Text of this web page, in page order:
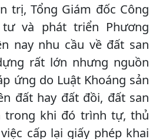
trị, Tổng Giám đốc Công
và phát triển Phương
nay nhu cầu về đất san
rất lớn nhưng nguồn
ứng do Luật Khoáng sản
đất hay đất đồi, đất san
trong khi đó trình tự, thủ
cấp lại giấy phép khai